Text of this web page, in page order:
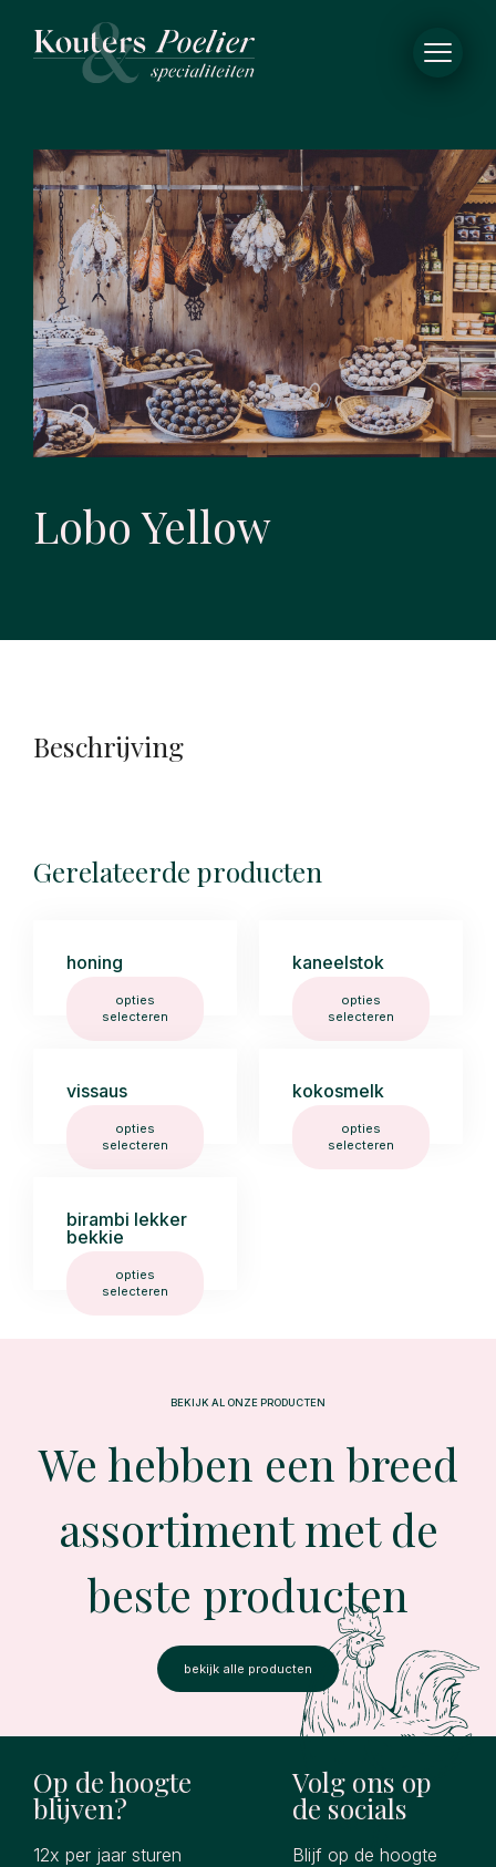
Lobo Yellow
Beschrijving
Gerelateerde producten
honing
opties
selecteren
kaneelstok
opties
selecteren
vissaus
opties
selecteren
kokosmelk
opties
selecteren
birambi lekker
bekkie
opties
selecteren
BEKIJK AL ONZE PRODUCTEN
We hebben een breed
assortiment met de
beste producten
bekijk alle producten
Op de hoogte
blijven?
12x per jaar sturen
Volg ons op
de socials
Blijf op de hoogte